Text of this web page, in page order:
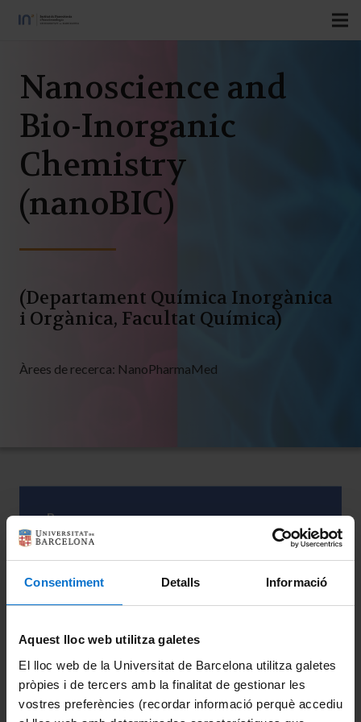
Consentiment Detalls Informació
Aquest lloc web utilitza galetes
El lloc web de la Universitat de Barcelona utilitza galetes
pròpies i de tercers amb la finalitat de gestionar les
vostres preferències (recordar informació perquè accediu
Nanoscience and
Bio-Inorganic
Chemistry
(nanoBIC)
(Departament Química Inorgànica
i Orgànica, Facultat Química)
Àrees de recerca: NanoPharmaMed
Recerca
dos camps d’investigació; per tant, es poden
destacar dos enfocaments innovadors molt
importants desenvolupats recentment pel grup per
a aquests dos temes.